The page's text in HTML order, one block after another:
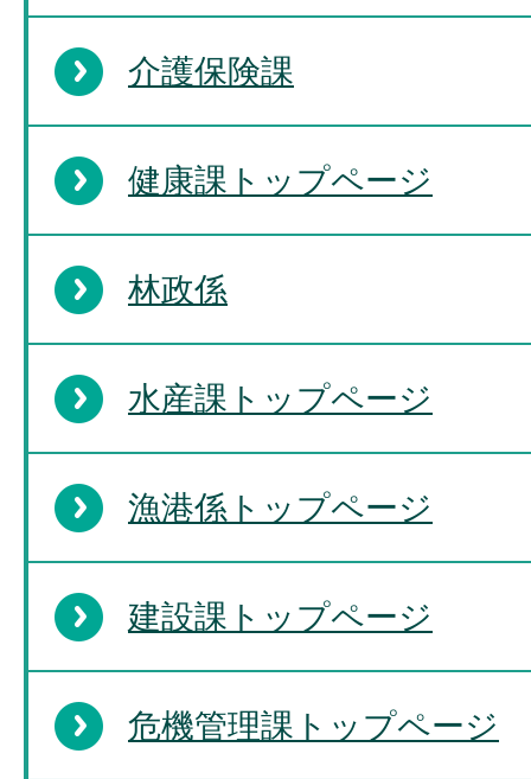
介護保険課
健康課トップページ
林政係
水産課トップページ
漁港係トップページ
建設課トップページ
危機管理課トップページ